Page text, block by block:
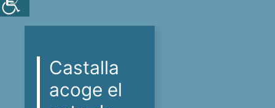
Castalla
acoge el